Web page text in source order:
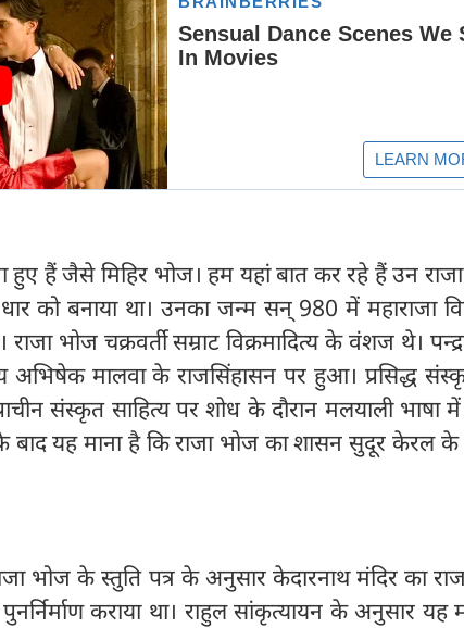
हैं जैसे मिहिर भोज। हम यहां बात कर रहे हैं उन
को बनाया था। उनका जन्म सन् 980 में महाराजा
भोज चक्रवर्ती सम्राट विक्रमादित्य के वंशज थे।
मालवा के राजसिंहासन पर हुआ। प्रसिद्ध
प्राचीन संस्कृत साहित्य पर शोध के दौरान मलयाली भाषा
यह माना है कि राजा भोज का शासन सुदूर केरल के
भोज के स्तुति पत्र के अनुसार केदारनाथ मंदिर का
कराया था। राहुल सांकृत्यायन के अनुसार यह